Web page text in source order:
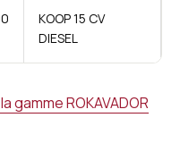
KOOP 15 CV
DIESEL
gamme ROKAVADOR